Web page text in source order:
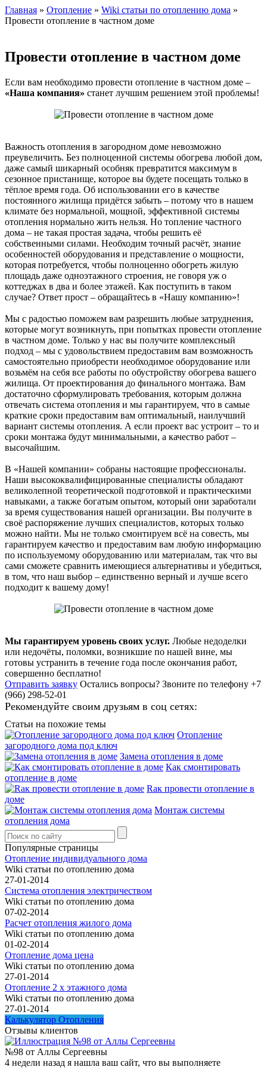
Главная » Отопление » Wiki статьи по отоплению дома »
Провести отопление в частном доме
Провести отопление в частном доме
Если вам необходимо провести отопление в частном доме –
«Наша компания» станет лучшим решением этой проблемы!
Важность отопления в загородном доме невозможно
преувеличить. Без полноценной системы обогрева любой дом,
даже самый шикарный особняк превратится максимум в
сезонное пристанище, которое вы будете посещать только в
тёплое время года. Об использовании его в качестве
постоянного жилища придётся забыть – потому что в нашем
климате без нормальной, мощной, эффективной системы
отопления нормально жить нельзя. Но топление частного
дома – не такая простая задача, чтобы решить её
собственными силами. Необходим точный расчёт, знание
особенностей оборудования и представление о мощности,
которая потребуется, чтобы полноценно обогреть жилую
площадь даже одноэтажного строения, не говоря уж о
коттеджах в два и более этажей. Как поступить в таком
случае? Ответ прост – обращайтесь в «Нашу компанию»!
Мы с радостью поможем вам разрешить любые затруднения,
которые могут возникнуть, при попытках провести отопление
в частном доме. Только у нас вы получите комплексный
подход – мы с удовольствием предоставим вам возможность
самостоятельно приобрести необходимое оборудование или
возьмём на себя все работы по обустройству обогрева вашего
жилища. От проектирования до финального монтажа. Вам
достаточно сформулировать требования, которым должна
отвечать система отопления и мы гарантируем, что в самые
краткие сроки предоставим вам оптимальный, наилучший
вариант системы отопления. А если проект вас устроит – то и
сроки монтажа будут минимальными, а качество работ –
высочайшим.
В «Нашей компании» собраны настоящие профессионалы.
Наши высококвалифицированные специалисты обладают
великолепной теоретической подготовкой и практическими
навыками, а также богатым опытом, который они заработали
за время существования нашей организации. Вы получите в
своё распоряжение лучших специалистов, которых только
можно найти. Мы не только смонтируем всё на совесть, мы
гарантируем качество и предоставим вам любую информацию
по используемому оборудованию или материалам, так что вы
сами сможете сравнить имеющиеся альтернативы и убедиться,
в том, что наш выбор – единственно верный и лучше всего
подходит к вашему дому!
Мы гарантируем уровень своих услуг. Любые недоделки
или недочёты, поломки, возникшие по нашей вине, мы
готовы устранить в течение года после окончания работ,
совершенно бесплатно!
Отправить заявку Остались вопросы? Звоните по телефону +7
(966) 298-52-01
Рекомендуйте своим друзьям в соц сетях:
Статьи на похожие темы
Отопление
загородного дома под ключ
Замена отопления в доме
Как смонтировать
отопление в доме
Rак провести отопление в
доме
Монтаж системы
отопления дома
Популярные страницы
Отопление индивидуального дома
Wiki статьи по отоплению дома
27-01-2014
Система отопления электричеством
Wiki статьи по отоплению дома
07-02-2014
Расчет отопления жилого дома
Wiki статьи по отоплению дома
01-02-2014
Отопление дома цена
Wiki статьи по отоплению дома
27-01-2014
Отопление 2 х этажного дома
Wiki статьи по отоплению дома
27-01-2014
Калькулятор Отопления
Отзывы клиентов
№98 от Аллы Сергеевны
4 недели назад я нашла ваш сайт, что вы выполняете